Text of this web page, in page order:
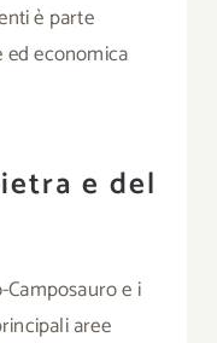
è parte
economica
e del
e i
aree